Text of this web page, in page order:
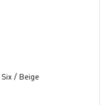
Six / Beige